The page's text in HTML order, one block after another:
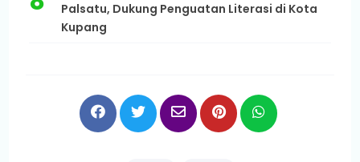
Palsatu, Dukung Penguatan Literasi di Kota
Kupang